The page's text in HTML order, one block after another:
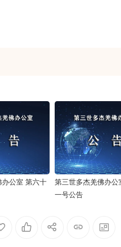
公室 第六十
第三世多杰羌佛办公
一号公告